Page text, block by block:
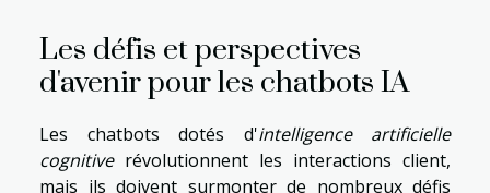
Les défis et perspectives
d'avenir pour les chatbots IA
Les chatbots dotés d'intelligence artificielle
cognitiverévolutionnent les interactions client,
mais ils doivent surmonter de nombreux défis